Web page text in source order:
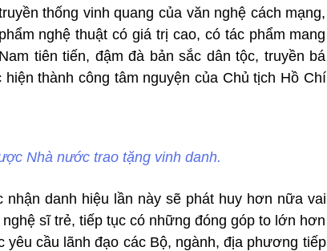
thống vinh quang của văn nghệ cách mạng,
nghệ thuật có giá trị cao, có tác phẩm mang
tiên tiến, đậm đà bản sắc dân tộc, truyền bá
thành công tâm nguyện của Chủ tịch Hồ Chí
Nhà nước trao tặng vinh danh.
danh hiệu lần này sẽ phát huy hơn nữa vai
sĩ trẻ, tiếp tục có những đóng góp to lớn hơn
cầu lãnh đạo các Bộ, ngành, địa phương tiếp